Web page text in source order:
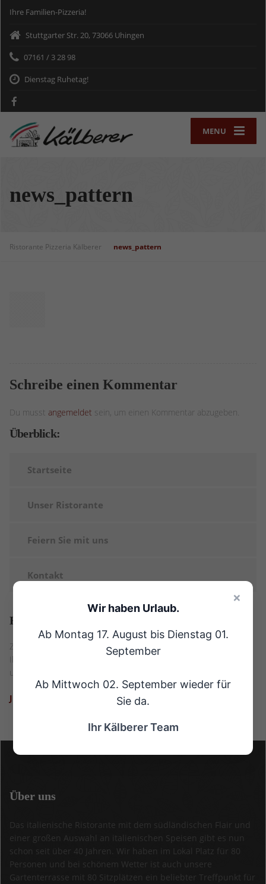
Ihre Familien-Pizzeria!
Stuttgarter Str. 20, 73066 Uhingen
07161 / 3 28 98
Dienstag Ruhetag!
MENU
news_pattern
Ristorante Pizzeria Kälberer news_pattern
Schreibe einen Kommentar
Du musst angemeldet sein, um einen Kommentar abzugeben.
Überblick:
Startseite
Unser Ristorante
Feiern Sie mit uns
Kontakt
Haben
Zögern Sie nicht und sprechen Sie uns gleich an. Wir stehen
Ihnen gerne per Formular oder auch telefonisch bei Fragen rund
um Feiern mit Rat und Tat zur Seite.
JETZT KONTAKTIEREN
Über uns
Das italienische Ristorante mit dem südländischen Flair und
einer großen Auswahl an italienischen Speisen gibt es nun
schon seit über 40 Jahren. Wir haben im Lokal Platz für 80
Personen und bei schönem Wetter ist auch unsere
Gartenterrasse mit 80 Sitzplätzen ein beliebter Treffpunkt für
×
Wir haben Urlaub.
Ab Montag 17. August bis Dienstag 01.
September
Ab Mittwoch 02. September wieder für
Sie da.
Ihr Kälberer Team